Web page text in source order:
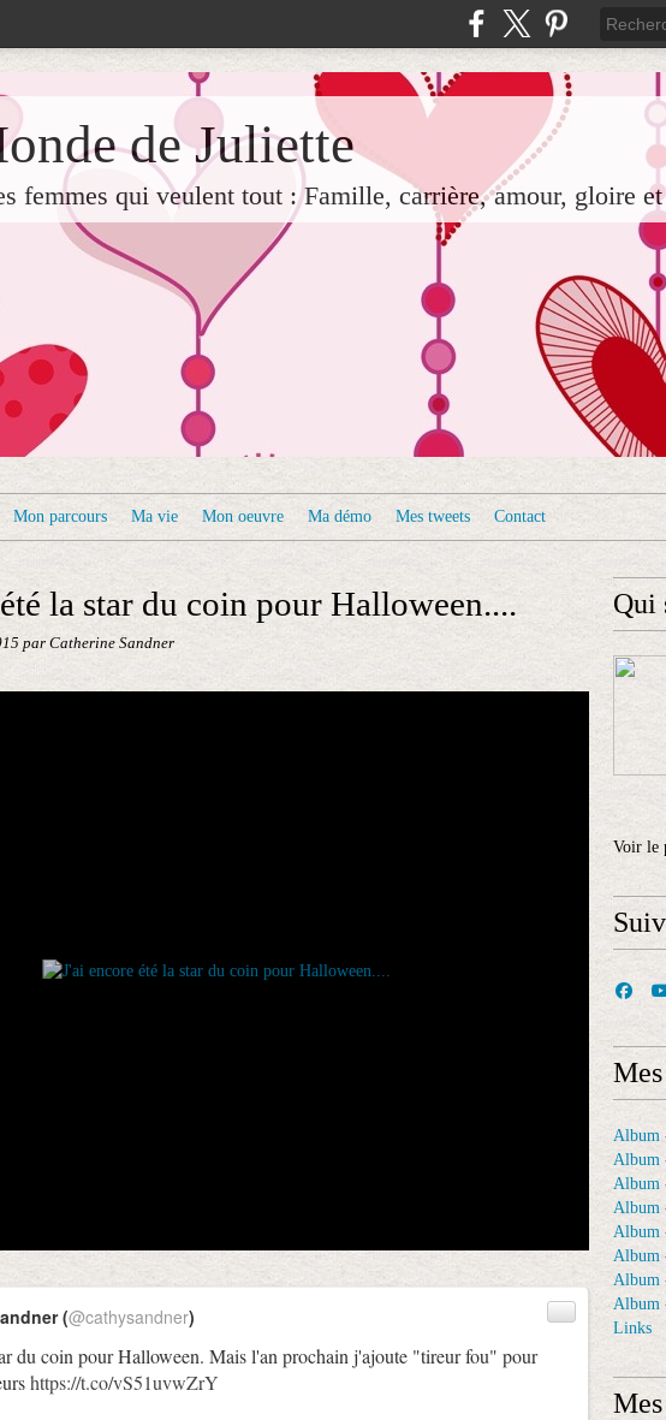
de Juliette
femmes qui veulent tout : Famille, carrière, amour, gloire et
Mon parcours Ma vie Mon oeuvre Ma démo Mes tweets Contact
la star du coin pour Halloween....
par Catherine Sandner
du coin pour Halloween. Mais l'an prochain j'ajoute "tireur fou" pour
https://t.co/vS51uvwZrY
(@cathysandner)
Qui
Voir le
Album
Album
Album
Album
Album
Album
Album
Album
Links